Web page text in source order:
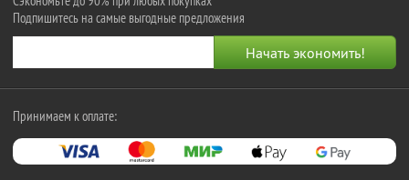
Подпишитесь на самые выгодные предложения
Принимаем к оплате: